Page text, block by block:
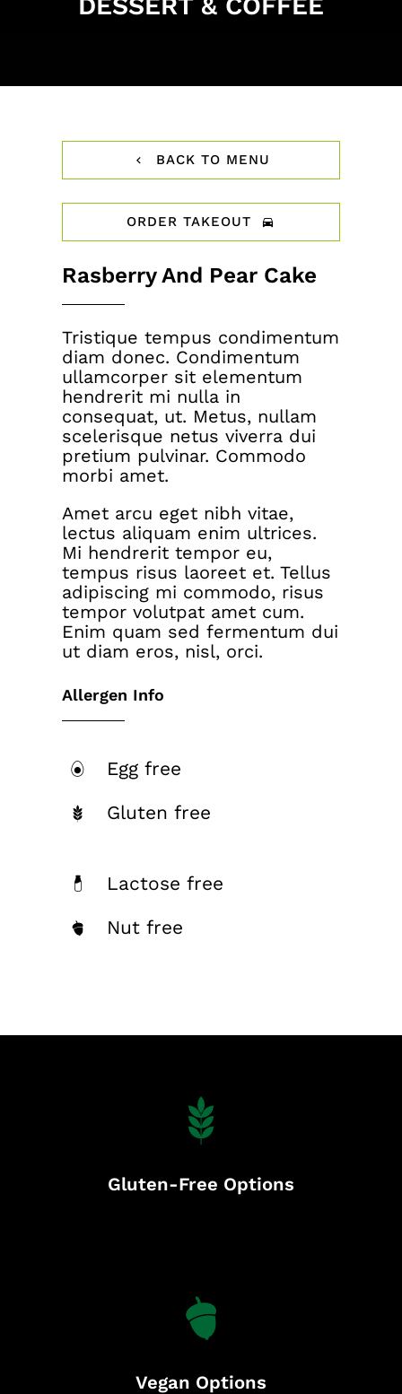
DESSERT & COFFEE
BACK TO MENU
ORDER TAKEOUT
Rasberry And Pear Cake
Tristique tempus condimentum
diam donec. Condimentum
ullamcorper sit elementum
hendrerit mi nulla in
consequat, ut. Metus, nullam
scelerisque netus viverra dui
pretium pulvinar. Commodo
morbi amet.
Amet arcu eget nibh vitae,
lectus aliquam enim ultrices.
Mi hendrerit tempor eu,
tempus risus laoreet et. Tellus
adipiscing mi commodo, risus
tempor volutpat amet cum.
Enim quam sed fermentum dui
ut diam eros, nisl, orci.
Allergen Info
Egg free
Gluten free
Lactose free
Nut free
Gluten-Free Options
Vegan Options